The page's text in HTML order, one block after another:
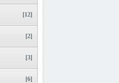
[12]
[2]
[3]
[6]